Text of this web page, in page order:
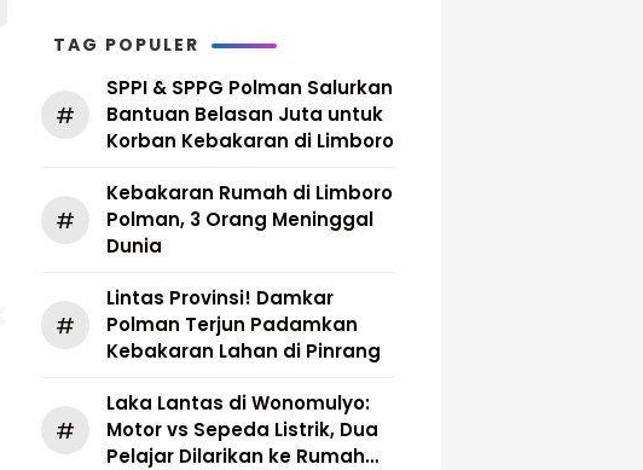
TAG POPULER
#
SPPI & SPPG Polman Salurkan
Bantuan Belasan Juta untuk
Korban Kebakaran di Limboro
#
Kebakaran Rumah di Limboro
Polman, 3 Orang Meninggal
Dunia
#
Lintas Provinsi! Damkar
Polman Terjun Padamkan
Kebakaran Lahan di Pinrang
#
Laka Lantas di Wonomulyo:
Motor vs Sepeda Listrik, Dua
Pelajar Dilarikan ke Rumah